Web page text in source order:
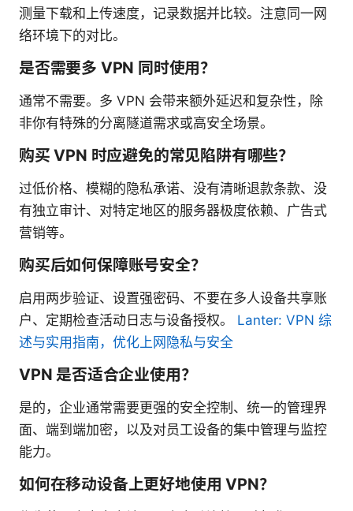
测量下载和上传速度，记录数据并比较。注意同一网
络环境下的对比。
是否需要多 VPN 同时使用？
通常不需要。多 VPN 会带来额外延迟和复杂性，除
非你有特殊的分离隧道需求或高安全场景。
购买 VPN 时应避免的常见陷阱有哪些？
过低价格、模糊的隐私承诺、没有清晰退款条款、没
有独立审计、对特定地区的服务器极度依赖、广告式
营销等。
购买后如何保障账号安全？
启用两步验证、设置强密码、不要在多人设备共享账
户、定期检查活动日志与设备授权。 Lanter: VPN 综
述与实用指南，优化上网隐私与安全
VPN 是否适合企业使用？
是的，企业通常需要更强的安全控制、统一的管理界
面、端到端加密，以及对员工设备的集中管理与监控
能力。
如何在移动设备上更好地使用 VPN？